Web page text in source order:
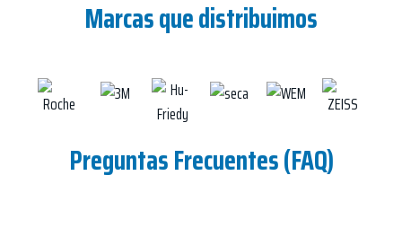
Marcas que distribuimos
Preguntas Frecuentes (FAQ)